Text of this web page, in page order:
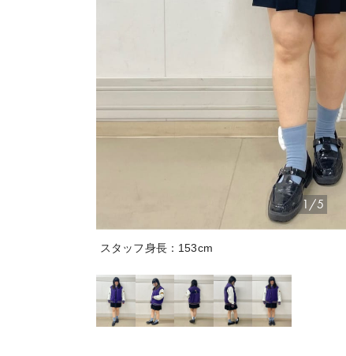
1/5
スタッフ身長：153cm